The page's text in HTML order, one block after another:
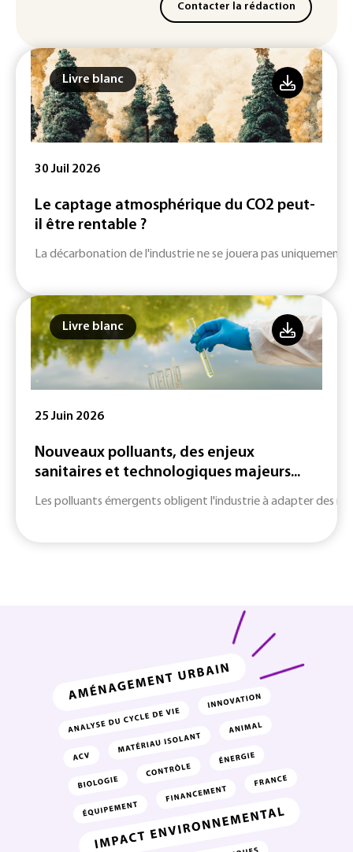
Contacter la rédaction
Livre blanc
30 Juil 2026
Le captage atmosphérique du CO2 peut-
il être rentable ?
La décarbonation de l'industrie ne se jouera pas uniquement
Livre blanc
25 Juin 2026
Nouveaux polluants, des enjeux
sanitaires et technologiques majeurs...
Les polluants émergents obligent l'industrie à adapter des